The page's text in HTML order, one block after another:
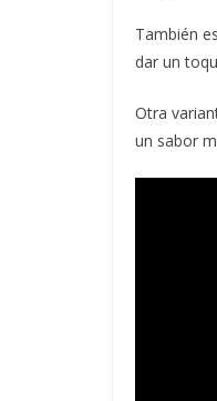
También
dar un
Otra
un sabor